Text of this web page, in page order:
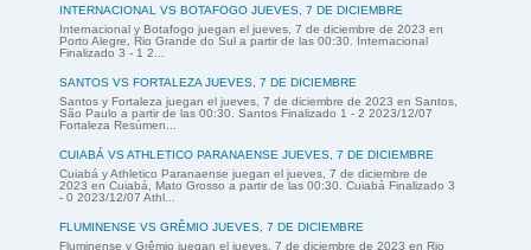
INTERNACIONAL VS BOTAFOGO JUEVES, 7 DE DICIEMBRE
Internacional y Botafogo juegan el jueves, 7 de diciembre de 2023 en
Porto Alegre, Rio Grande do Sul a partir de las 00:30. Internacional
Finalizado 3 - 1 2...
SANTOS VS FORTALEZA JUEVES, 7 DE DICIEMBRE
Santos y Fortaleza juegan el jueves, 7 de diciembre de 2023 en Santos,
São Paulo a partir de las 00:30. Santos Finalizado 1 - 2 2023/12/07
Fortaleza Resúmen...
CUIABÁ VS ATHLETICO PARANAENSE JUEVES, 7 DE DICIEMBRE
Cuiabá y Athletico Paranaense juegan el jueves, 7 de diciembre de
2023 en Cuiabá, Mato Grosso a partir de las 00:30. Cuiabá Finalizado 3
- 0 2023/12/07 Athl...
FLUMINENSE VS GRÊMIO JUEVES, 7 DE DICIEMBRE
Fluminense y Grêmio juegan el jueves, 7 de diciembre de 2023 en Rio